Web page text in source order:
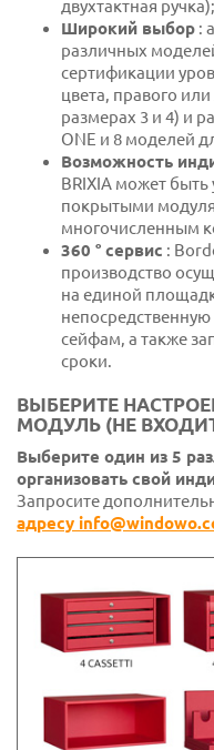
двухтактная ручка);
Широкий выбор :
различных
сертификации
цвета, правого
размерах 3 и 4) и
ONE и 8 моделей
Возможность
BRIXIA может быть
покрытыми
многочисленным
360 ° сервис :
производство
на единой
сейфам, а также
сроки.
ВЫБЕРИТЕ
МОДУЛЬ (НЕ
Выберите один из 5
организовать свой
Запросите
адресу